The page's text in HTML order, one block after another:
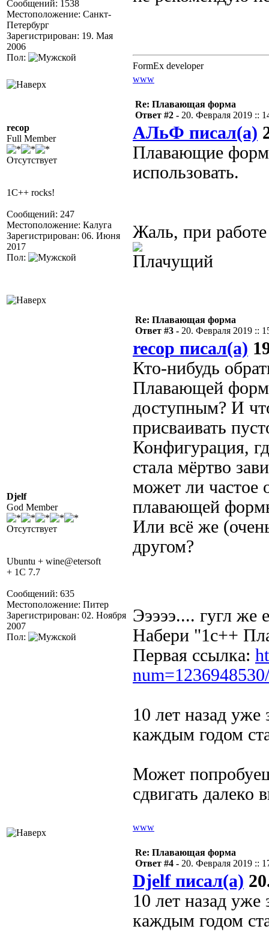
Сообщений: 1538
Местоположение: Санкт-
Петербург
Зарегистрирован: 19. Мая
2006
Пол:
FormEx developer
www
recop
Full Member
Отсутствует
1C++ rocks!
Сообщений: 247
Местоположение: Калуга
Зарегистрирован: 06. Июня
2017
Пол:
Re: Плавающая форма
Ответ #2 - 20. Февраля 2019 ::
АЛьФ писал(а)
Плавающие
использовать.
Жаль, при
Djelf
God Member
Отсутствует
Ubuntu + wine@etersoft
+ 1C 7.7
Сообщений: 635
Местоположение: Питер
Зарегистрирован: 02. Ноября
2007
Пол:
Re: Плавающая форма
Ответ #3 - 20. Февраля 2019 ::
recop писал(а)
Кто-нибудь
Плавающей
доступным? И
присваивать
Конфигурация,
стала мёртво
может ли частое
плавающей
Или всё же
другом?
Эээээ.... гугл же
Набери "1с++
Первая ссылка:
10 лет назад
каждым годом
Может
сдвигать далеко
www
Re: Плавающая форма
Ответ #4 - 20. Февраля 2019 ::
Djelf писал(а)
10 лет назад
каждым годом